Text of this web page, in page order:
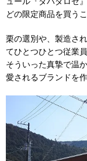
どの限定商品を買う
栗の選別や、製造さ
てひとつひとつ従業
そういった真摯で温
愛されるブランドを